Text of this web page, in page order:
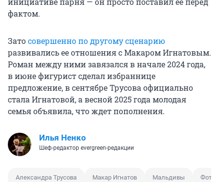
фактом.
Затосовершенно по другому сценарию
развивались ее отношения с Макаром Игнатовым.
Роман между ними завязался в начале 2024 года,
в июне фигурист сделал избраннице
предложение, в сентябре Трусова официально
стала Игнатовой, а весной 2025 года молодая
семья объявила, что ждет пополнения.
Илья Ненко
Шеф-редактор evergreen-редакции
Александра Трусова Макар Игнатов Мальдивы Фото